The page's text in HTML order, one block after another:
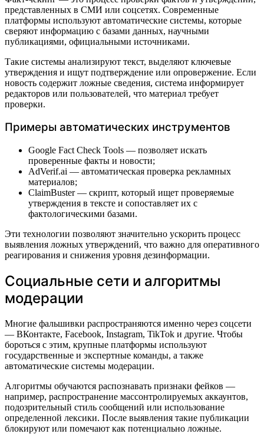
представленных в СМИ или соцсетях. Современные
платформы используют автоматические системы, которые
сверяют информацию с базами данных, научными
публикациями, официальными источниками.
Такие системы анализируют текст, выделяют ключевые
утверждения и ищут подтверждение или опровержение. Если
новость содержит ложные сведения, система информирует
редакторов или пользователей, что материал требует
проверки.
Примеры автоматических инструментов
Google Fact Check Tools — позволяет искать
проверенные факты и новости;
AdVerif.ai — автоматическая проверка рекламных
материалов;
ClaimBuster — скрипт, который ищет проверяемые
утверждения в тексте и сопоставляет их с
фактологическими базами.
Эти технологии позволяют значительно ускорить процесс
выявления ложных утверждений, что важно для оперативного
реагирования и снижения уровня дезинформации.
Социальные сети и алгоритмы
модерации
Многие фальшивки распространяются именно через соцсети
— ВКонтакте, Facebook, Instagram, TikTok и другие. Чтобы
бороться с этим, крупные платформы используют
государственные и экспертные команды, а также
автоматические системы модерации.
Алгоритмы обучаются распознавать признаки фейков —
например, распространение массонтролируемых аккаунтов,
подозрительный стиль сообщений или использование
определенной лексики. После выявления такие публикации
блокируют или помечают как потенциально ложные.